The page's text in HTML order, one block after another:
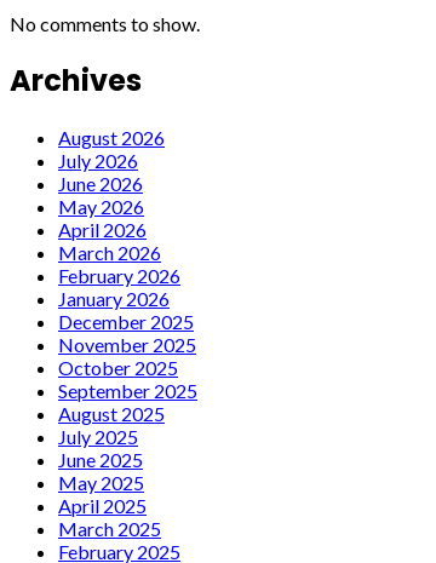
No comments to show.
Archives
August 2026
July 2026
June 2026
May 2026
April 2026
March 2026
February 2026
January 2026
December 2025
November 2025
October 2025
September 2025
August 2025
July 2025
June 2025
May 2025
April 2025
March 2025
February 2025